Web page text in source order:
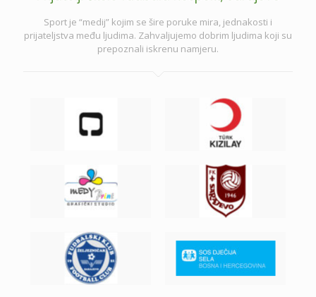
Sport je “medij” kojim se šire poruke mira, jednakosti i
prijateljstva među ljudima. Zahvaljujemo dobrim ljudima koji su
prepoznali iskrenu namjeru.